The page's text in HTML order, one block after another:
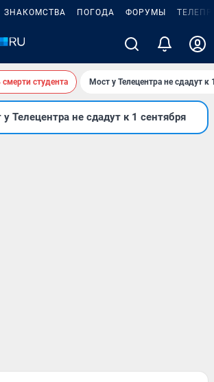
ЗНАКОМСТВА ПОГОДА ФОРУМЫ
студента Мост у Телецентра не сдадут к
у Телецентра не сдадут к 1 сентября